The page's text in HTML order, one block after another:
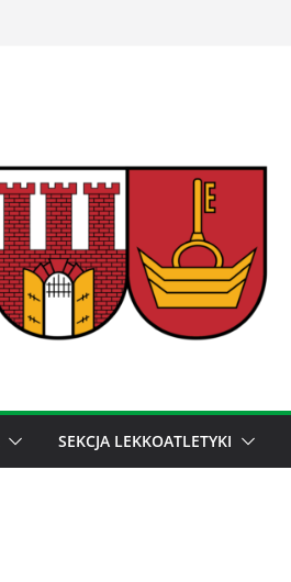
SEKCJA LEKKOATLETYKI